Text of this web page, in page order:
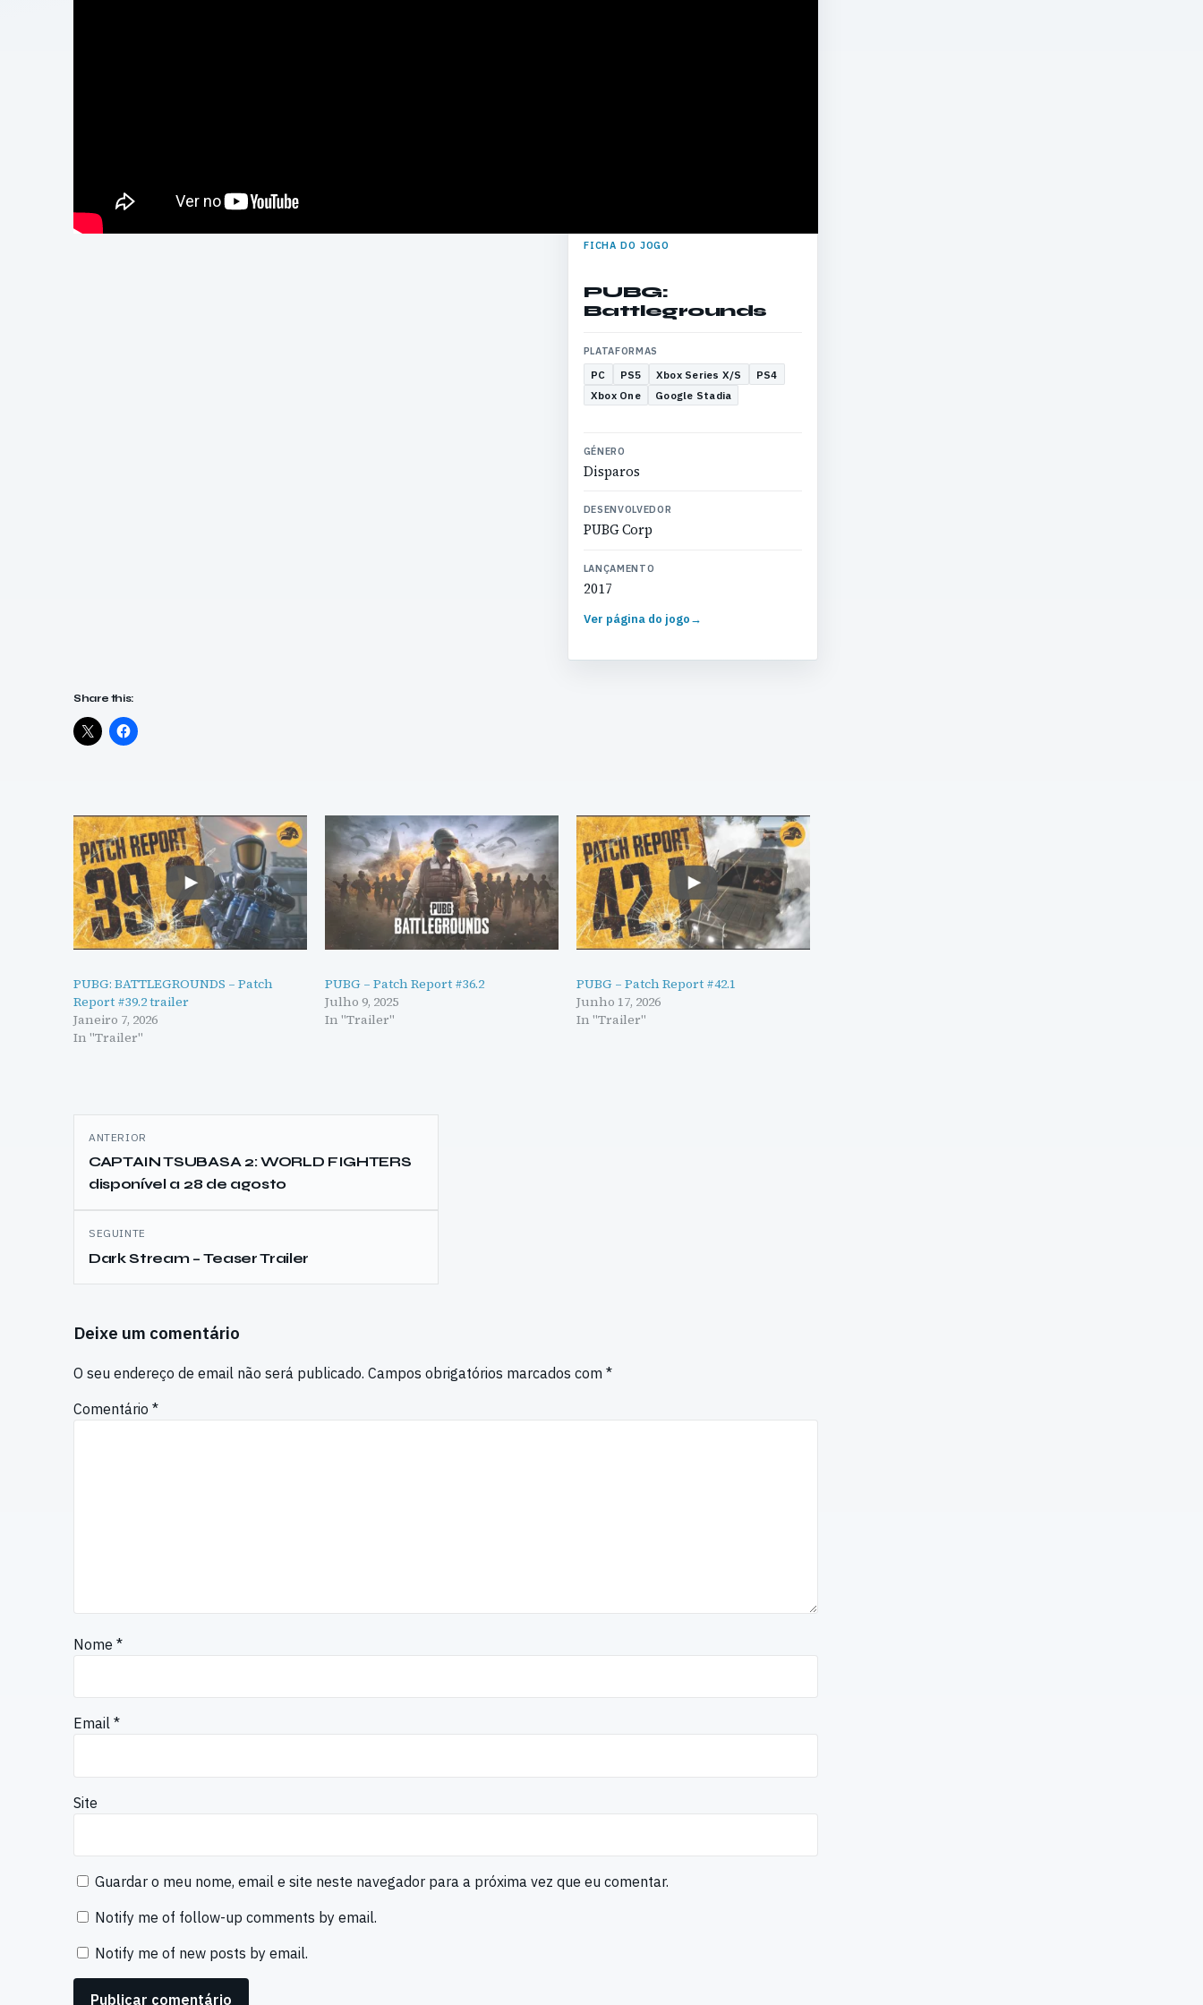
FICHA DO JOGO
PUBG:
Battlegrounds
PLATAFORMAS
PC PS5 Xbox Series X/S
PS4
Xbox One
Google Stadia
GÉNERO
Disparos
DESENVOLVEDOR
PUBG Corp
LANÇAMENTO
2017
Ver página do jogo→
Share this:
PUBG: BATTLEGROUNDS – Patch
Report #39.2 trailer
Janeiro 7, 2026
In "Trailer"
PUBG – Patch Report #36.2
Julho 9, 2025
In "Trailer"
PUBG – Patch Report #42.1
Junho 17, 2026
In "Trailer"
Navegação
de
artigos
ANTERIOR
CAPTAIN TSUBASA 2: WORLD FIGHTERS
disponível a 28 de agosto
SEGUINTE
Dark Stream – Teaser Trailer
Deixe um comentário
O seu endereço de email não será publicado. Campos obrigatórios marcados com *
Comentário *
Nome *
Email *
Site
Guardar o meu nome, email e site neste navegador para a próxima vez que eu comentar.
Notify me of follow-up comments by email.
Notify me of new posts by email.